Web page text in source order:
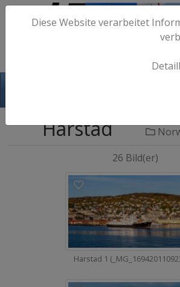
Harstad
26 Bild(er)
Harstad 1
Diese Website verarbeitet